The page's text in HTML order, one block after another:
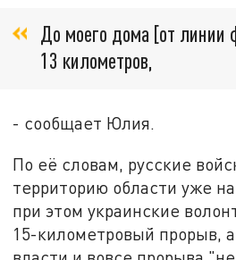
До моего дома [от линии
13 километров,
- сообщает Юлия.
По её словам, русские
территорию области уже
при этом украинские
15-километровый прорыв,